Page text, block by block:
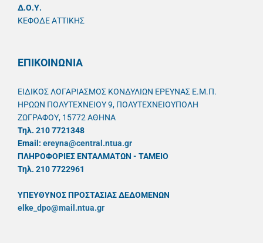
Δ.Ο.Υ.
ΚΕΦΟΔΕ ΑΤΤΙΚΗΣ
ΕΠΙΚΟΙΝΩΝΙΑ
ΕΙΔΙΚΟΣ ΛΟΓΑΡΙΑΣΜΟΣ ΚΟΝΔΥΛΙΩΝ ΕΡΕΥΝΑΣ Ε.Μ.Π.
ΗΡΩΩΝ ΠΟΛΥΤΕΧΝΕΙΟΥ 9, ΠΟΛΥΤΕΧΝΕΙΟΥΠΟΛΗ
ΖΩΓΡΑΦΟΥ, 15772 ΑΘΗΝΑ
Τηλ. 210 7721348
Email: ereyna@central.ntua.gr
ΠΛΗΡΟΦΟΡΙΕΣ ΕΝΤΑΛΜΑΤΩΝ - ΤΑΜΕΙΟ
Τηλ. 210 7722961
ΥΠΕΥΘYΝΟΣ ΠΡΟΣΤΑΣΙΑΣ ΔΕΔΟΜΕΝΩΝ
elke_dpo@mail.ntua.gr